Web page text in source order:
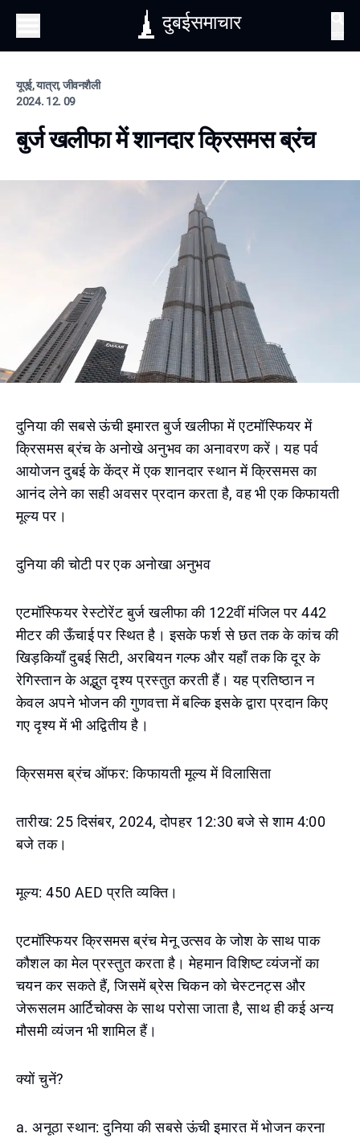
दुबईसमाचार
यूएई, यात्रा, जीवनशैली
2024. 12. 09
बुर्ज खलीफा में शानदार क्रिसमस ब्रंच
दुनिया की सबसे ऊंची इमारत बुर्ज खलीफा में एटमॉस्फियर में
क्रिसमस ब्रंच के अनोखे अनुभव का अनावरण करें। यह पर्व
आयोजन दुबई के केंद्र में एक शानदार स्थान में क्रिसमस का
आनंद लेने का सही अवसर प्रदान करता है, वह भी एक किफायती
मूल्य पर।
दुनिया की चोटी पर एक अनोखा अनुभव
एटमॉस्फियर रेस्टोरेंट बुर्ज खलीफा की 122वीं मंजिल पर 442
मीटर की ऊँचाई पर स्थित है। इसके फर्श से छत तक के कांच की
खिड़कियाँ दुबई सिटी, अरबियन गल्फ और यहाँ तक कि दूर के
रेगिस्तान के अद्भुत दृश्य प्रस्तुत करती हैं। यह प्रतिष्ठान न
केवल अपने भोजन की गुणवत्ता में बल्कि इसके द्वारा प्रदान किए
गए दृश्य में भी अद्वितीय है।
क्रिसमस ब्रंच ऑफर: किफायती मूल्य में विलासिता
तारीख: 25 दिसंबर, 2024, दोपहर 12:30 बजे से शाम 4:00
बजे तक।
मूल्य: 450 AED प्रति व्यक्ति।
एटमॉस्फियर क्रिसमस ब्रंच मेनू उत्सव के जोश के साथ पाक
कौशल का मेल प्रस्तुत करता है। मेहमान विशिष्ट व्यंजनों का
चयन कर सकते हैं, जिसमें ब्रेस चिकन को चेस्टनट्स और
जेरूसलम आर्टिचोक्स के साथ परोसा जाता है, साथ ही कई अन्य
मौसमी व्यंजन भी शामिल हैं।
क्यों चुनें?
a. अनूठा स्थान: दुनिया की सबसे ऊंची इमारत में भोजन करना